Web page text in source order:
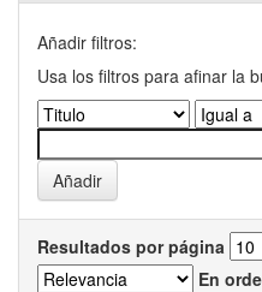
Añadir filtros:
Usa los filtros para afinar la
Resultados por página
En